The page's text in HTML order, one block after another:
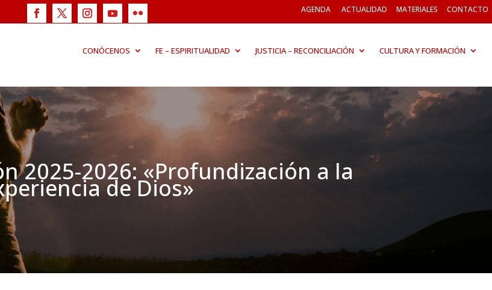
AGENDA ACTUALIDAD MATERIALES CONTACTO
CONÓCENOS FE – ESPIRITUALIDAD JUSTICIA – RECONCILIACIÓN CULTURA Y FORMACIÓN
2025-2026: «Profundización a la
de Dios»